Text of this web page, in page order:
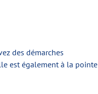
des démarches
est également à la pointe